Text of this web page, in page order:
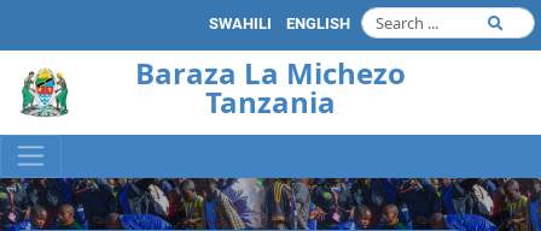
ENGLISH
SWAHILI
Baraza La Michezo
Tanzania